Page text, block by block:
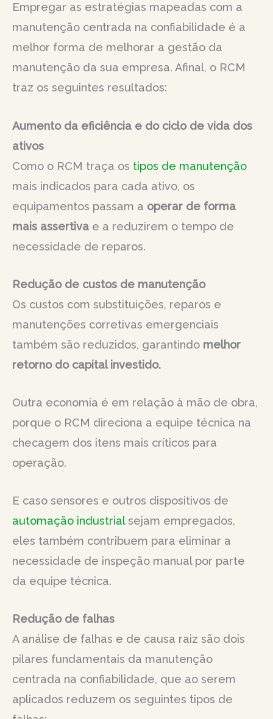
Empregar as estratégias mapeadas com a
manutenção centrada na confiabilidade é a
melhor forma de melhorar a gestão da
manutenção da sua empresa. Afinal, o RCM
traz os seguintes resultados:
Aumento da eficiência e do ciclo de vida dos
ativos
Como o RCM traça os tipos de manutenção
mais indicados para cada ativo, os
equipamentos passam a operar de forma
mais assertiva e a reduzirem o tempo de
necessidade de reparos.
Redução de custos de manutenção
Os custos com substituições, reparos e
manutenções corretivas emergenciais
também são reduzidos, garantindo melhor
retorno do capital investido.
Outra economia é em relação à mão de obra,
porque o RCM direciona a equipe técnica na
checagem dos itens mais críticos para
operação.
E caso sensores e outros dispositivos de
automação industrialsejam empregados,
eles também contribuem para eliminar a
necessidade de inspeção manual por parte
da equipe técnica.
Redução de falhas
A análise de falhas e de causa raiz são dois
pilares fundamentais da manutenção
centrada na confiabilidade, que ao serem
aplicados reduzem os seguintes tipos de